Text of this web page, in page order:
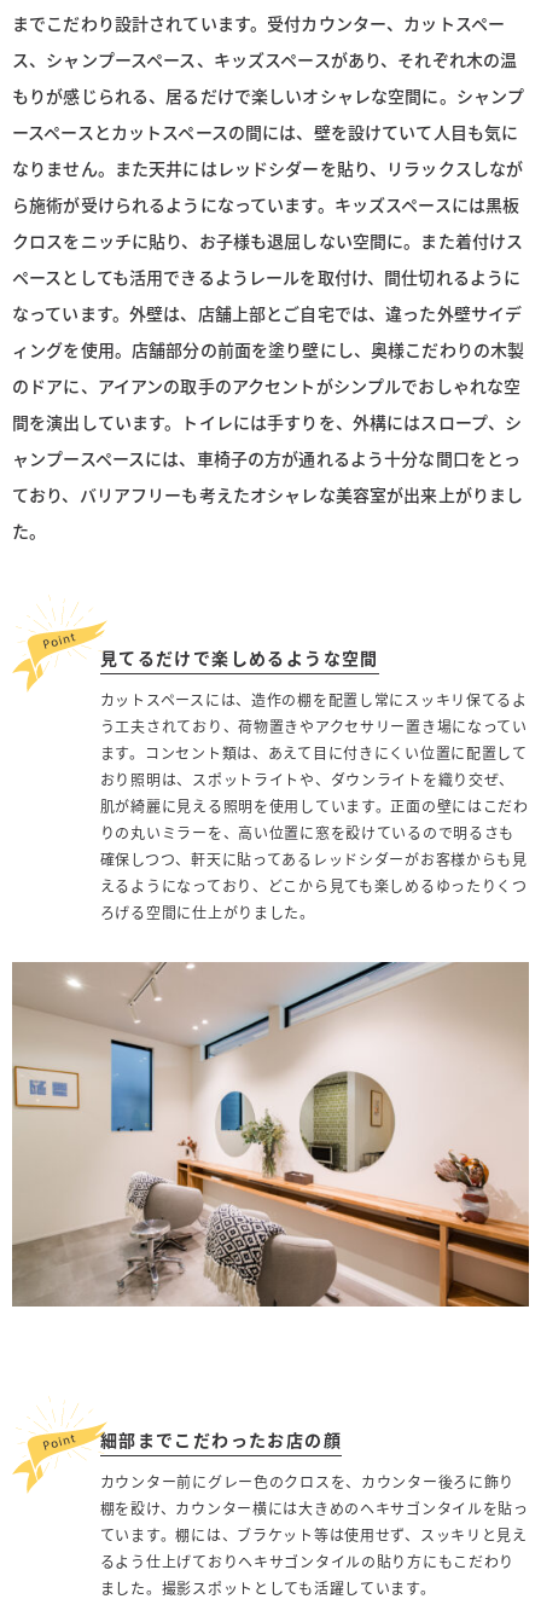
までこだわり設計されています。受付カウンター、カットスペー
ス、シャンプースペース、キッズスペースがあり、それぞれ木の温
もりが感じられる、居るだけで楽しいオシャレな空間に。シャンプ
ースペースとカットスペースの間には、壁を設けていて人目も気に
なりません。また天井にはレッドシダーを貼り、リラックスしなが
ら施術が受けられるようになっています。キッズスペースには黒板
クロスをニッチに貼り、お子様も退屈しない空間に。また着付けス
ペースとしても活用できるようレールを取付け、間仕切れるように
なっています。外壁は、店舗上部とご自宅では、違った外壁サイデ
ィングを使用。店舗部分の前面を塗り壁にし、奥様こだわりの木製
のドアに、アイアンの取手のアクセントがシンプルでおしゃれな空
間を演出しています。トイレには手すりを、外構にはスロープ、シ
ャンプースペースには、車椅子の方が通れるよう十分な間口をとっ
ており、バリアフリーも考えたオシャレな美容室が出来上がりまし
た。
見てるだけで楽しめるような空間
カットスペースには、造作の棚を配置し常にスッキリ保てるよ
う工夫されており、荷物置きやアクセサリー置き場になってい
ます。コンセント類は、あえて目に付きにくい位置に配置して
おり照明は、スポットライトや、ダウンライトを織り交ぜ、
肌が綺麗に見える照明を使用しています。正面の壁にはこだわ
りの丸いミラーを、高い位置に窓を設けているので明るさも
確保しつつ、軒天に貼ってあるレッドシダーがお客様からも見
えるようになっており、どこから見ても楽しめるゆったりくつ
ろげる空間に仕上がりました。
細部までこだわったお店の顔
カウンター前にグレー色のクロスを、カウンター後ろに飾り
棚を設け、カウンター横には大きめのヘキサゴンタイルを貼っ
ています。棚には、ブラケット等は使用せず、スッキリと見え
るよう仕上げておりヘキサゴンタイルの貼り方にもこだわり
ました。撮影スポットとしても活躍しています。